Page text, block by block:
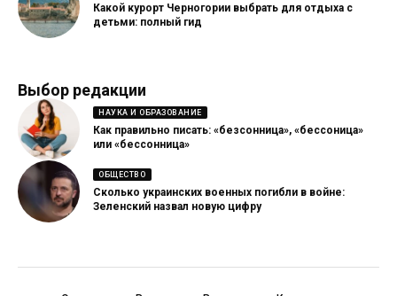
Какой курорт Черногории выбрать для отдыха с
детьми: полный гид
Выбор редакции
НАУКА И ОБРАЗОВАНИЕ
Как правильно писать: «безсонница», «бессоница»
или «бессонница»
ОБЩЕСТВО
Сколько украинских военных погибли в войне:
Зеленский назвал новую цифру